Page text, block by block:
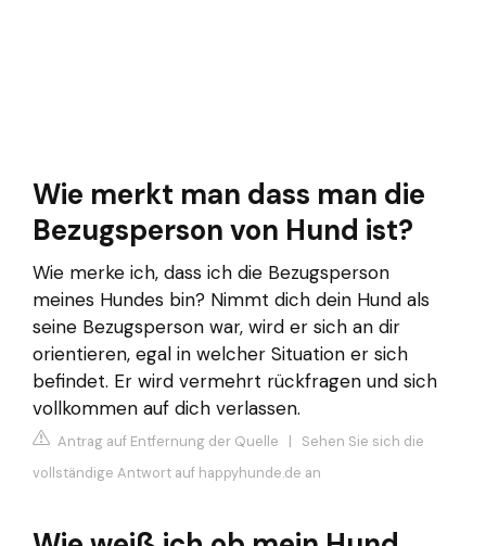
Wie merkt man dass man die
Bezugsperson von Hund ist?
Wie merke ich, dass ich die Bezugsperson
meines Hundes bin? Nimmt dich dein Hund als
seine Bezugsperson war, wird er sich an dir
orientieren, egal in welcher Situation er sich
befindet. Er wird vermehrt rückfragen und sich
vollkommen auf dich verlassen.
Antrag auf Entfernung der Quelle | Sehen Sie sich die
vollständige Antwort auf happyhunde.de an